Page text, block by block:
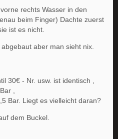
rechts Wasser in den
beim Finger) Dachte zuerst
ist es nicht.
aber man sieht nix.
30€ - Nr. usw. ist identisch ,
,
Bar. Liegt es vielleicht daran?
dem Buckel.